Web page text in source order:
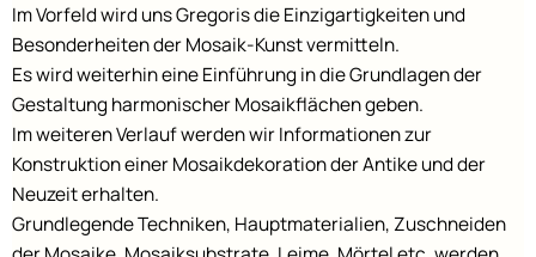
Im Vorfeld wird uns Gregoris die Einzigartigkeiten und
Besonderheiten der Mosaik-Kunst vermitteln.
Es wird weiterhin eine Einführung in die Grundlagen der
Gestaltung harmonischer Mosaikflächen geben.
Im weiteren Verlauf werden wir Informationen zur
Konstruktion einer Mosaikdekoration der Antike und der
Neuzeit erhalten.
Grundlegende Techniken, Hauptmaterialien, Zuschneiden